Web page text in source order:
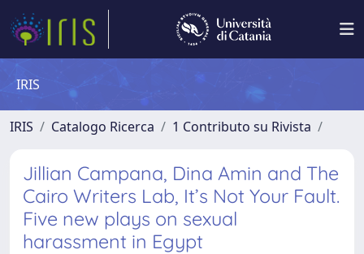
IRIS
IRIS Catalogo Ricerca 1 Contributo su Rivista
Jillian Campana, Dina Amin and The
Cairo Writers Lab, It’s Not Your Fault.
Five new plays on sexual
harassment in Egypt